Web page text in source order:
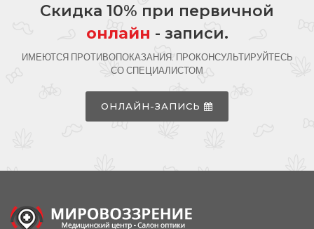
Скидка 10% при первичной
онлайн - записи.
ИМЕЮТСЯ ПРОТИВОПОКАЗАНИЯ. ПРОКОНСУЛЬТИРУЙТЕСЬ
СО СПЕЦИАЛИСТОМ
ОНЛАЙН-ЗАПИСЬ